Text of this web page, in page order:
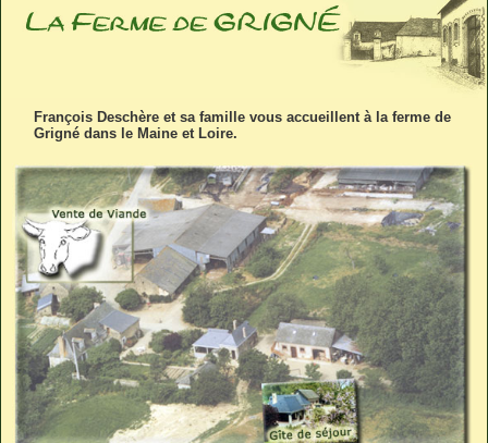
François Deschère et sa famille vous accueillent à la ferme de
Grigné dans le Maine et Loire.